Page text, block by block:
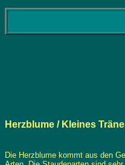
Herzblume / Kleines
Die Herzblume kommt aus den